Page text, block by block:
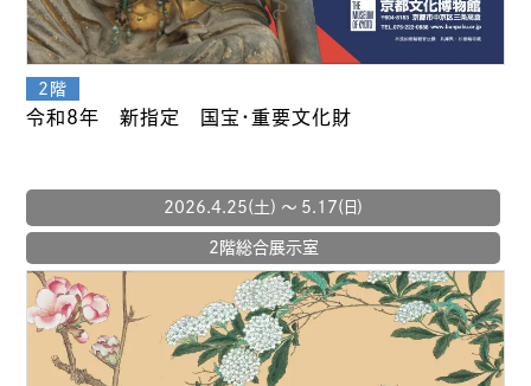
令和８年 新指定 国宝・重要文化財
2026.4.25(土) 〜 5.17(日)
2階総合展示室